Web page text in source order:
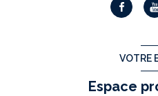
VOTRE
Espace